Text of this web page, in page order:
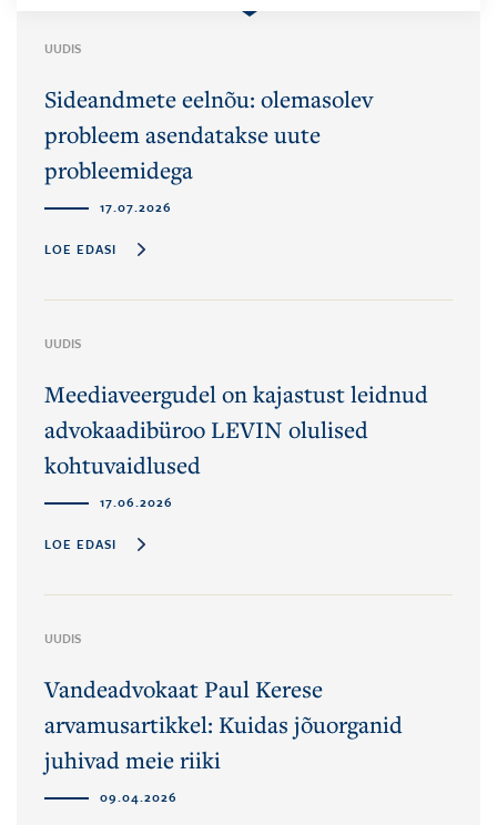
UUDIS
Sideandmete eelnõu: olemasolev
probleem asendatakse uute
probleemidega
17.07.2026
LOE EDASI
UUDIS
Meediaveergudel on kajastust leidnud
advokaadibüroo LEVIN olulised
kohtuvaidlused
17.06.2026
LOE EDASI
UUDIS
Vandeadvokaat Paul Kerese
arvamusartikkel: Kuidas jõuorganid
juhivad meie riiki
09.04.2026